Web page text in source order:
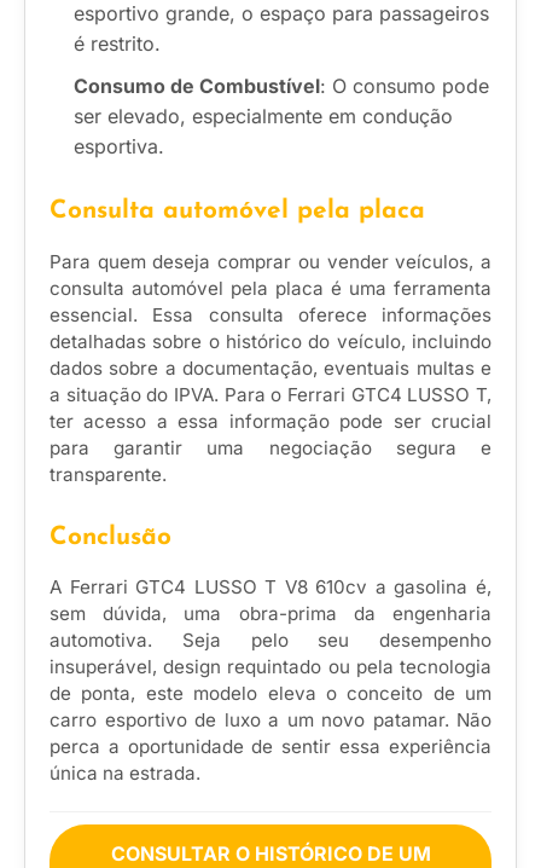
esportivo grande, o espaço para passageiros
é restrito.
Consumo de Combustível: O consumo pode
ser elevado, especialmente em condução
esportiva.
Consulta automóvel pela placa
Para quem deseja comprar ou vender veículos, a
consulta automóvel pela placa é uma ferramenta
essencial. Essa consulta oferece informações
detalhadas sobre o histórico do veículo, incluindo
dados sobre a documentação, eventuais multas e
a situação do IPVA. Para o Ferrari GTC4 LUSSO T,
ter acesso a essa informação pode ser crucial
para garantir uma negociação segura e
transparente.
Conclusão
A Ferrari GTC4 LUSSO T V8 610cv a gasolina é,
sem dúvida, uma obra-prima da engenharia
automotiva. Seja pelo seu desempenho
insuperável, design requintado ou pela tecnologia
de ponta, este modelo eleva o conceito de um
carro esportivo de luxo a um novo patamar. Não
perca a oportunidade de sentir essa experiência
única na estrada.
CONSULTAR O HISTÓRICO DE UM